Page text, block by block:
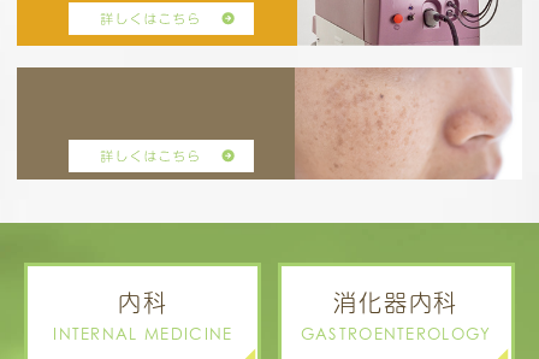
内科
INTERNAL MEDICINE
消化器内科
GASTROENTEROLOGY